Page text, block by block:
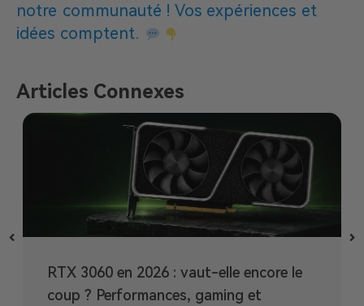
notre communauté ! Vos expériences et
idées comptent.
Articles Connexes
RTX 3060 en 2026 : vaut-elle encore le
coup ? Performances, gaming et